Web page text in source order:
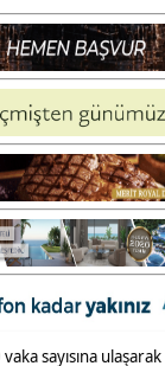
sayısına